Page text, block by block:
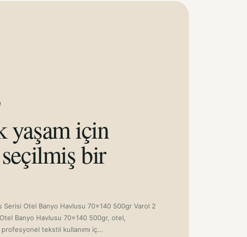
yaşam için
bir
Serisi Otel Banyo Havlusu 70x140 500gr Varol 2
Banyo Havlusu 70x140 500gr, otel,
tekstil kullanımı iç...